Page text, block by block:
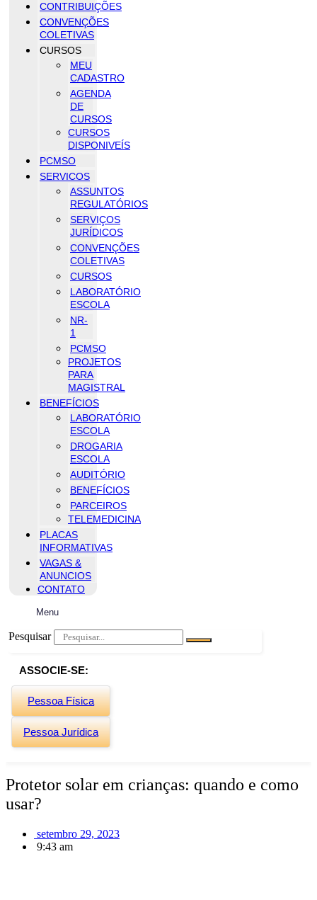
CONTRIBUIÇÕES
CONVENÇÕES
COLETIVAS
CURSOS
MEU
CADASTRO
AGENDA
DE
CURSOS
CURSOS
DISPONIVEÍS
PCMSO
SERVICOS
ASSUNTOS
REGULATÓRIOS
SERVIÇOS
JURÍDICOS
CONVENÇÕES
COLETIVAS
CURSOS
LABORATÓRIO
ESCOLA
NR-
1
PCMSO
PROJETOS
PARA
MAGISTRAL
BENEFÍCIOS
LABORATÓRIO
ESCOLA
DROGARIA
ESCOLA
AUDITÓRIO
BENEFÍCIOS
PARCEIROS
TELEMEDICINA
PLACAS
INFORMATIVAS
VAGAS &
ANUNCIOS
CONTATO
Menu
Pesquisar
ASSOCIE-SE:
Pessoa Física
Pessoa Jurídica
Protetor solar em crianças: quando e como
usar?
setembro 29, 2023
9:43 am